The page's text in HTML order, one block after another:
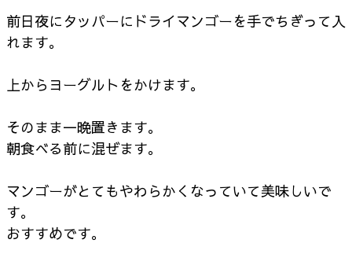
前日夜にタッパーにドライマンゴーを手でちぎって入
れます。
上からヨーグルトをかけます。
そのまま一晩置きます。
朝食べる前に混ぜます。
マンゴーがとてもやわらかくなっていて美味しいで
す。
おすすめです。